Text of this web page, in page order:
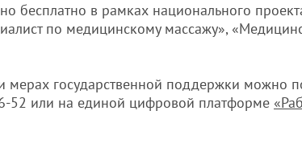
в рамках национального
по медицинскому массажу»,
государственной поддержки можно
52 или на единой цифровой платформе